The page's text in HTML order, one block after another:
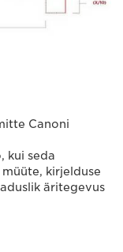
Canoni
kui seda
kirjelduse
äritegevus